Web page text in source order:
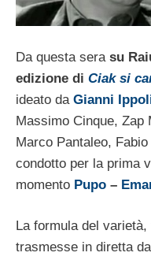
Da questa sera su
edizione di Ciak si
ideato da Gianni
Massimo Cinque, Zap
Marco Pantaleo,
condotto per la prima
momento Pupo –
La formula del
trasmesse in diretta